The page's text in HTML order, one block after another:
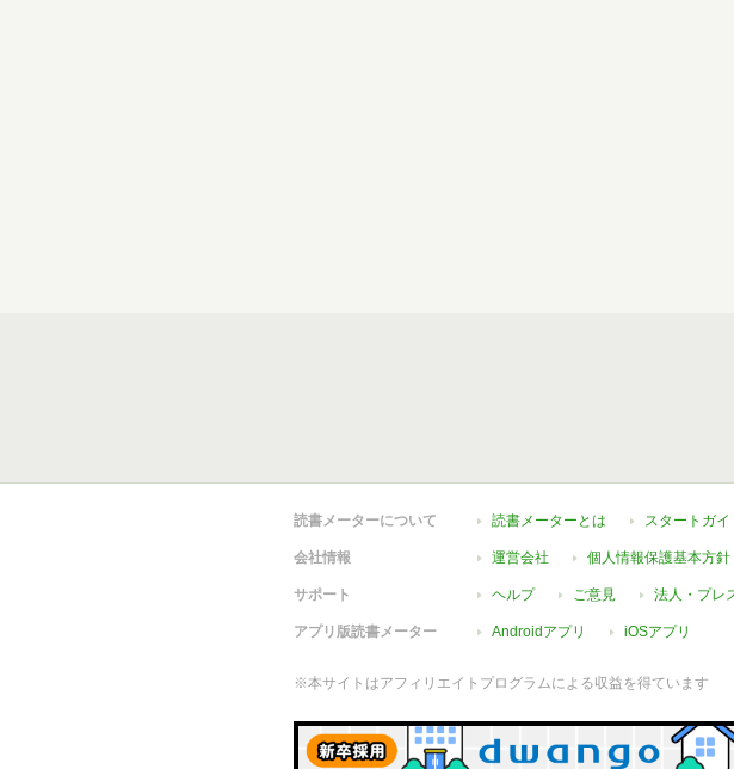
読書メーターについて 読書メーターとは スタートガイ
会社情報 運営会社 個人情報保護基本方針
サポート ヘルプ ご意見 法人・プレ
アプリ版読書メーター Androidアプリ iOSアプリ
※本サイトはアフィリエイトプログラムによる収益を得ています